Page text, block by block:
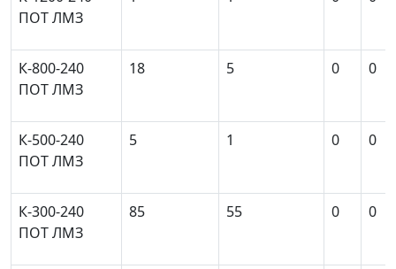
ПОТ ЛМЗ
К-800-240
ПОТ ЛМЗ
18 5 0 0
К-500-240
ПОТ ЛМЗ
5 1 0 0
К-300-240
ПОТ ЛМЗ
85 55 0 0